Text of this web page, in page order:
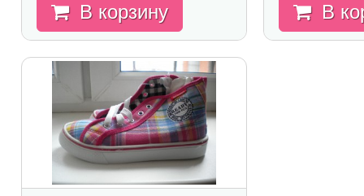
В корзину В